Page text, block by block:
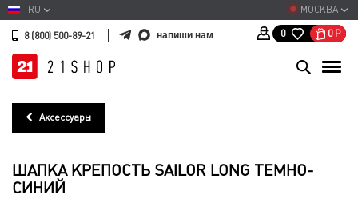
МОСКВА
RU
8 (800) 500-89-21 напиши нам 0 0 Р
Аксессуары
ШАПКА КРЕПОСТЬ SAILOR LONG ТЕМНО-
СИНИЙ